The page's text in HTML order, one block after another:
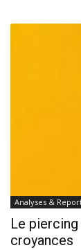
Analyses &
Le
croyances